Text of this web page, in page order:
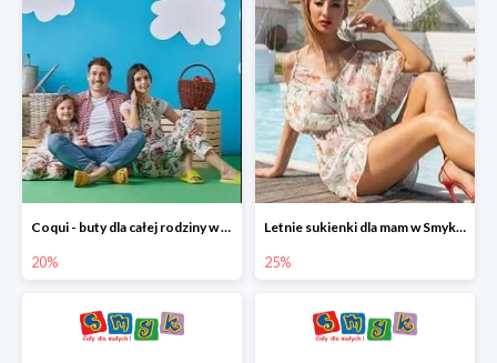
Coqui - buty dla całej rodziny w Smyku do -20%
20%
Letnie sukienki dla mam w Smyku do -25%
25%